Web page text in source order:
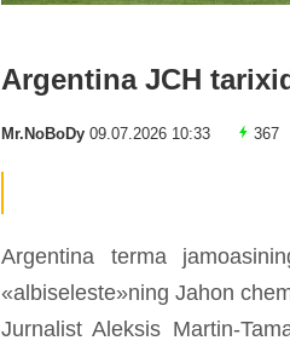
Argentina JCH
Mr.NoBoDy 09.07.2026 10:33 367
Argentina terma
«albiseleste»ning Jahon
Jurnalist Aleksis Martin-